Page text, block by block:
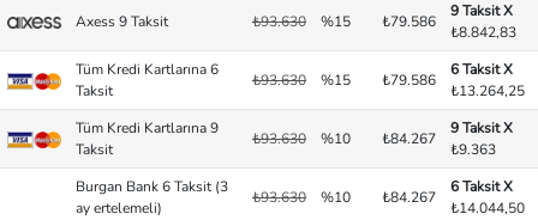
Axess 9 Taksit ₺93.630 %15 ₺79.586
9 Taksit X
₺8.842,83
Tüm Kredi Kartlarına 6
Taksit
₺93.630 %15 ₺79.586
6 Taksit X
₺13.264,25
Tüm Kredi Kartlarına 9
Taksit
₺93.630 %10 ₺84.267
9 Taksit X
₺9.363
Burgan Bank 6 Taksit (3
ay ertelemeli)
₺93.630 %10 ₺84.267
6 Taksit X
₺14.044,50